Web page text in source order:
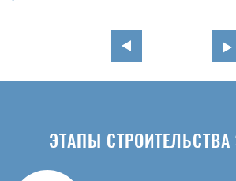
ЭТАПЫ СТРОИТЕЛЬСТВА